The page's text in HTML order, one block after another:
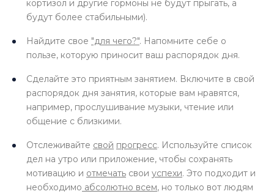
кортизол и другие гормоны не будут прыгать, а
будут более стабильными).
Найдите свое "для чего?". Напомните себе о
пользе, которую приносит ваш распорядок дня.
Сделайте это приятным занятием. Включите в свой
распорядок дня занятия, которые вам нравятся,
например, прослушивание музыки, чтение или
общение с близкими.
Отслеживайте свой прогресс. Используйте список
дел на утро или приложение, чтобы сохранять
мотивацию и отмечать свои успехи. Это подходит и
необходимо абсолютно всем, но только вот людям